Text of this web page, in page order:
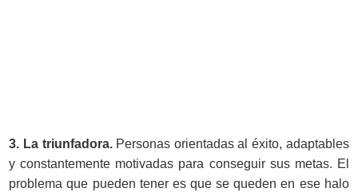
3. La triunfadora.Personas orientadas al éxito, adaptables
y constantemente motivadas para conseguir sus metas. El
problema que pueden tener es que se queden en ese halo